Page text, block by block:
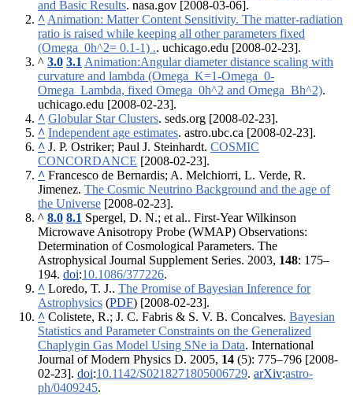
and Basic Results. nasa.gov [2008-03-06].
^ Animation: Matter Content Sensitivity. The matter-radiation
ratio is raised while keeping all other parameters fixed
(Omega_0h^2= 0.1-1) .. uchicago.edu [2008-02-23].
^ 3.0 3.1 Animation:Angular diameter distance scaling with
curvature and lambda (Omega_K=1-Omega_0-
Omega_Lambda, fixed Omega_0h^2 and Omega_Bh^2).
uchicago.edu [2008-02-23].
^ Globular Star Clusters. seds.org [2008-02-23].
^ Independent age estimates. astro.ubc.ca [2008-02-23].
^ J. P. Ostriker; Paul J. Steinhardt. COSMIC
CONCORDANCE [2008-02-23].
^ Francesco de Bernardis; A. Melchiorri, L. Verde, R.
Jimenez. The Cosmic Neutrino Background and the age of
the Universe [2008-02-23].
^ 8.0 8.1 Spergel, D. N.; et al.. First-Year Wilkinson
Microwave Anisotropy Probe (WMAP) Observations:
Determination of Cosmological Parameters. The
Astrophysical Journal Supplement Series. 2003, 148: 175–
194. doi:10.1086/377226.
^ Loredo, T. J.. The Promise of Bayesian Inference for
Astrophysics (PDF) [2008-02-23].
^ Colistete, R.; J. C. Fabris & S. V. B. Concalves. Bayesian
Statistics and Parameter Constraints on the Generalized
Chaplygin Gas Model Using SNe ia Data. International
Journal of Modern Physics D. 2005, 14 (5): 775–796 [2008-
02-23]. doi:10.1142/S0218271805006729. arXiv:astro-
ph/0409245.